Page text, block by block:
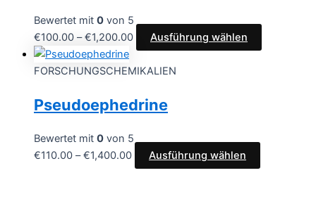
Bewertet mit 0 von 5
€100.00 –€1,200.00 Ausführung wählen
FORSCHUNGSCHEMIKALIEN
Pseudoephedrine
Bewertet mit 0 von 5
€110.00 –€1,400.00 Ausführung wählen